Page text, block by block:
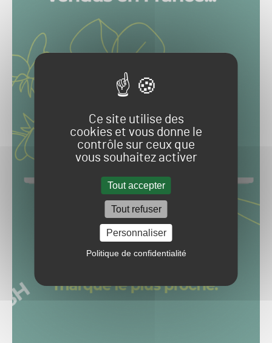
Ce site utilise des
cookies et vous donne le
contrôle sur ceux que
vous souhaitez activer
Tout accepter
Tout refuser
Personnaliser
Politique de confidentialité